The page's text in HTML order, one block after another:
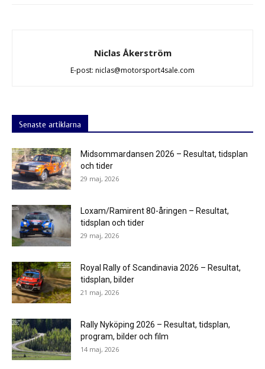
Niclas Åkerström
E-post: niclas@motorsport4sale.com
Senaste artiklarna
Midsommardansen 2026 – Resultat, tidsplan
och tider
29 maj, 2026
Loxam/Ramirent 80-åringen – Resultat,
tidsplan och tider
29 maj, 2026
Royal Rally of Scandinavia 2026 – Resultat,
tidsplan, bilder
21 maj, 2026
Rally Nyköping 2026 – Resultat, tidsplan,
program, bilder och film
14 maj, 2026